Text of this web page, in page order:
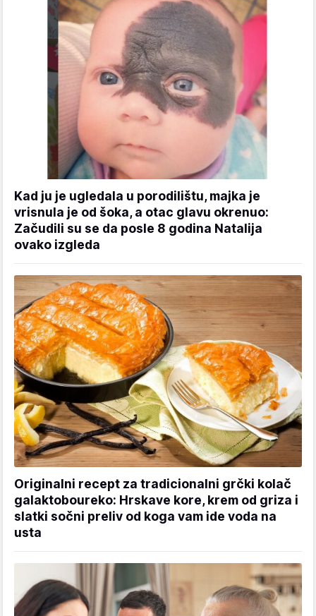
Kad ju je ugledala u porodilištu, majka je
vrisnula je od šoka, a otac glavu okrenuo:
Začudili su se da posle 8 godina Natalija
ovako izgleda
Originalni recept za tradicionalni grčki kolač
galaktoboureko: Hrskave kore, krem od griza i
slatki sočni preliv od koga vam ide voda na
usta